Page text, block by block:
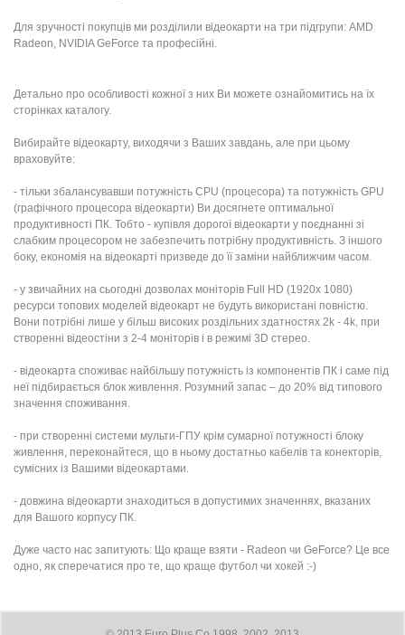
Для зручності покупців ми розділили відеокарти на три підгрупи: AMD
Radeon, NVIDIA GeForce та професійні.
Детально про особливості кожної з них Ви можете ознайомитись на їх
сторінках каталогу.
Вибирайте відеокарту, виходячи з Ваших завдань, але при цьому
враховуйте:
- тільки збалансувавши потужність CPU (процесора) та потужність GPU
(графічного процесора відеокарти) Ви досягнете оптимальної
продуктивності ПК. Тобто - купівля дорогої відеокарти у поєднанні зі
слабким процесором не забезпечить потрібну продуктивність. З іншого
боку, економія на відеокарті призведе до її заміни найближчим часом.
- у звичайних на сьогодні дозволах моніторів Full HD (1920х 1080)
ресурси топових моделей відеокарт не будуть використані повністю.
Вони потрібні лише у більш високих роздільних здатностях 2k - 4k, при
створенні відеостіни з 2-4 моніторів і в режимі 3D стерео.
- відеокарта споживає найбільшу потужність із компонентів ПК і саме під
неї підбирається блок живлення. Розумний запас – до 20% від типового
значення споживання.
- при створенні системи мульти-ГПУ крім сумарної потужності блоку
живлення, переконайтеся, що в ньому достатньо кабелів та конекторів,
сумісних із Вашими відеокартами.
- довжина відеокарти знаходиться в допустимих значеннях, вказаних
для Вашого корпусу ПК.
Дуже часто нас запитують: Що краще взяти - Radeon чи GeForce? Це все
одно, як сперечатися про те, що краще футбол чи хокей :-)